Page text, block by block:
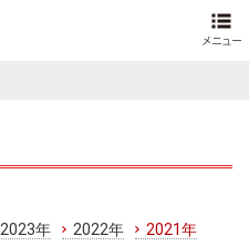
2023年 2022年
2021年